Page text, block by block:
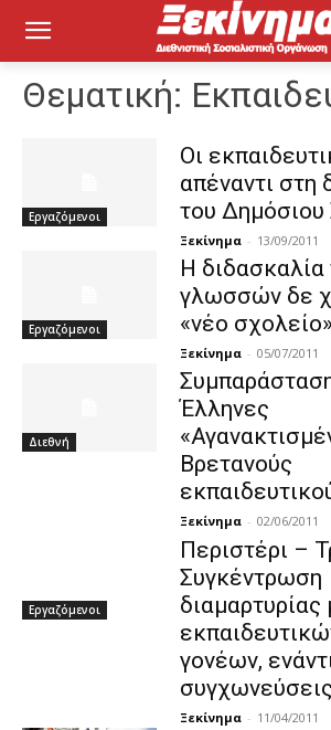
Θεματική:
Εργαζόμενοι
Οι
απέναντι στη
του Δημόσιου
Ξεκίνημα - 13/09/2011
Εργαζόμενοι
Η
γλωσσών δε
«νέο σχολείο»
Ξεκίνημα - 05/07/2011
Διεθνή
Έλληνες
Βρετανούς
Ξεκίνημα - 02/06/2011
Εργαζόμενοι
Περιστέρι –
Συγκέντρωση
γονέων,
Ξεκίνημα - 11/04/2011